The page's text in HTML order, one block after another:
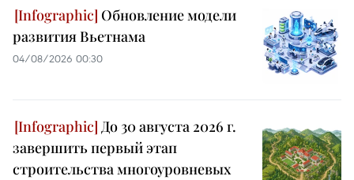
Обновление модели
развития Вьетнама
04/08/2026 00:30
До 30 августа 2026 г.
завершить первый этап
строительства многоуровневых